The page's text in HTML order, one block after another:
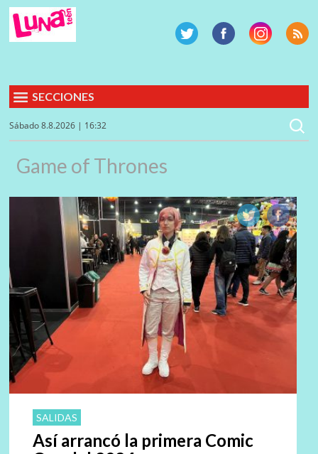
SECCIONES
Sábado 8.8.2026 | 16:32
Game of Thrones
SALIDAS
Así arrancó la primera Comic